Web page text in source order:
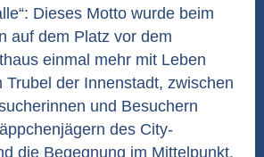
Dieses Motto wurde beim
auf dem Platz vor dem
einmal mehr mit Leben
Trubel der Innenstadt, zwischen
und Besuchern
des City-
die Begegnung im Mittelpunkt.